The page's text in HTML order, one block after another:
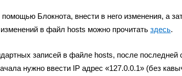
Блокнота, внести в него изменения, а
в файл hosts можно прочитать здесь.
записей в файле hosts, после последней
нужно ввести IP адрес «127.0.0.1» (без